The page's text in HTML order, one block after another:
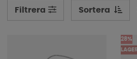
fordonet.
Filtrera Sortera
28%